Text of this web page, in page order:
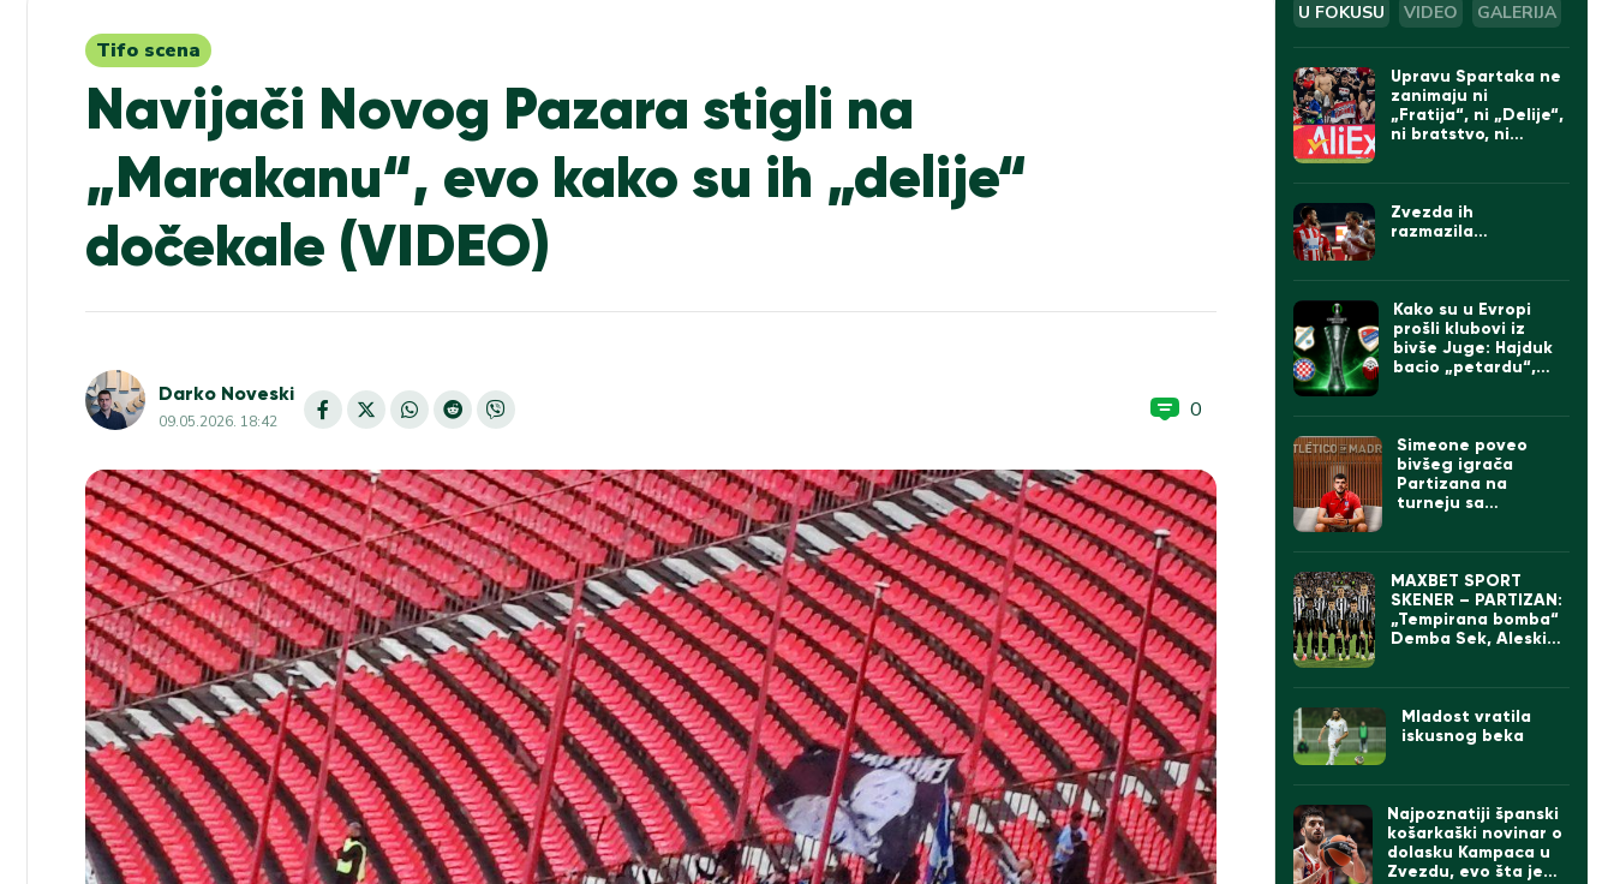
Tifo scena
Navijači Novog Pazara stigli na
„Marakanu“, evo kako su ih „delije“
dočekale (VIDEO)
Darko Noveski
09.05.2026. 18:42 0
U FOKUSU VIDEO GALERIJA
Upravu Spartaka ne
zanimaju ni
„Fratija“, ni „Delije“,
ni bratstvo, ni
komadanta UČK
(FOTO)
Zvezda ih
razmazila…
Kako su u Evropi
prošli klubovi iz
bivše Juge: Hajduk
bacio „petardu“,
Simeone poveo
bivšeg igrača
Partizana na
turneju sa
MAXBET SPORT
SKENER – PARTIZAN:
„Tempirana bomba“
Demba Sek, Aleskić
Mladost vratila
iskusnog beka
Najpoznatiji španski
košarkaški novinar o
dolasku Kampaca u
Zvezdu, evo šta je